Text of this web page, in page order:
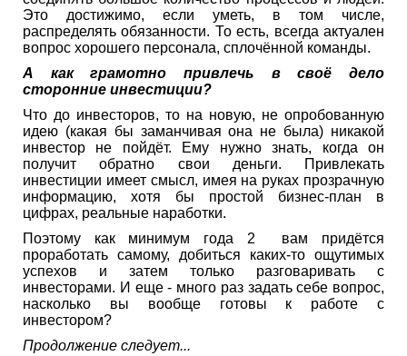
Это достижимо, если уметь, в том числе,
распределять обязанности. То есть, всегда актуален
вопрос хорошего персонала, сплочённой команды.
А как грамотно привлечь в своё дело
сторонние инвестиции?
Что до инвесторов, то на новую, не опробованную
идею (какая бы заманчивая она не была) никакой
инвестор не пойдёт. Ему нужно знать, когда он
получит обратно свои деньги. Привлекать
инвестиции имеет смысл, имея на руках прозрачную
информацию, хотя бы простой бизнес-план в
цифрах, реальные наработки.
Поэтому как минимум года 2 вам придётся
проработать самому, добиться каких-то ощутимых
успехов и затем только разговаривать с
инвесторами. И еще - много раз задать себе вопрос,
насколько вы вообще готовы к работе с
инвестором?
Продолжение следует...